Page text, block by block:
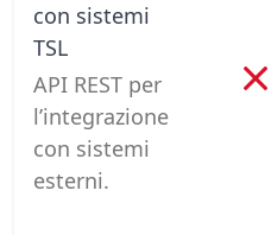
con sistemi
TSL
API REST per
l’integrazione
con sistemi
esterni.